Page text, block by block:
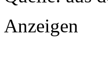
Anzeigen